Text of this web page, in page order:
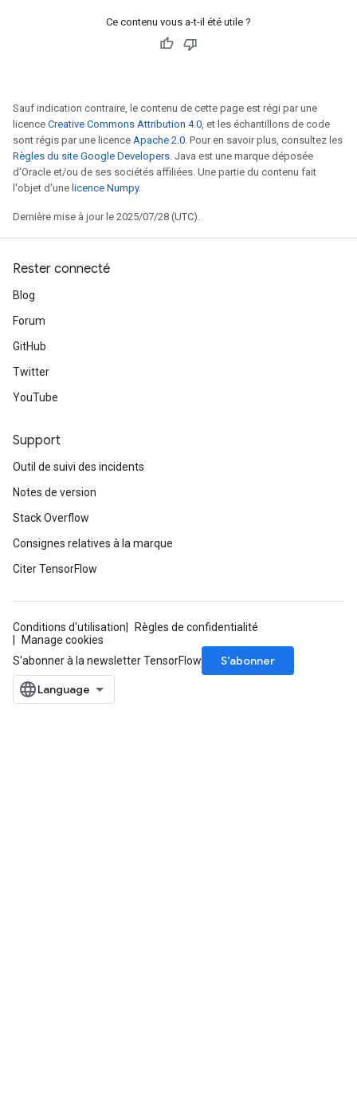
Ce contenu vous a-t-il été utile ?
Sauf indication contraire, le contenu de cette page est régi par une
licence Creative Commons Attribution 4.0, et les échantillons de code
sont régis par une licence Apache 2.0. Pour en savoir plus, consultez les
Règles du site Google Developers. Java est une marque déposée
d'Oracle et/ou de ses sociétés affiliées. Une partie du contenu fait
l'objet d'une licence Numpy.
Dernière mise à jour le 2025/07/28 (UTC).
Rester connecté
Blog
Forum
GitHub
Twitter
YouTube
Support
Outil de suivi des incidents
Notes de version
Stack Overflow
Consignes relatives à la marque
Citer TensorFlow
Conditions d'utilisation
Règles de confidentialité
Manage cookies
S'abonner à la newsletter TensorFlow
S’abonner